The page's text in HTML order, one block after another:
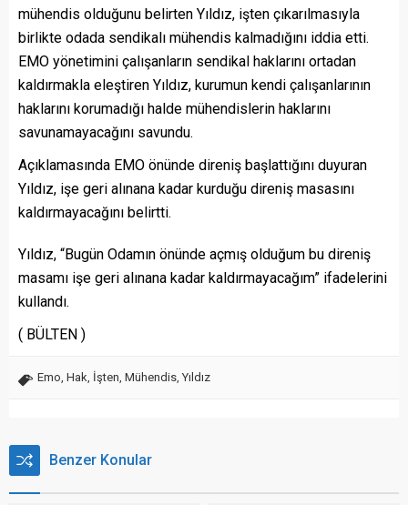
mühendis olduğunu belirten Yıldız, işten çıkarılmasıyla
birlikte odada sendikalı mühendis kalmadığını iddia etti.
EMO yönetimini çalışanların sendikal haklarını ortadan
kaldırmakla eleştiren Yıldız, kurumun kendi çalışanlarının
haklarını korumadığı halde mühendislerin haklarını
savunamayacağını savundu.
Açıklamasında EMO önünde direniş başlattığını duyuran
Yıldız, işe geri alınana kadar kurduğu direniş masasını
kaldırmayacağını belirtti.
Yıldız, “Bugün Odamın önünde açmış olduğum bu direniş
masamı işe geri alınana kadar kaldırmayacağım” ifadelerini
kullandı.
( BÜLTEN )
Emo, Hak, İşten, Mühendis, Yıldız
Benzer Konular